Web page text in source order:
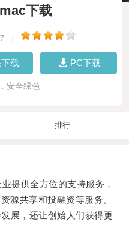
下载
载 PC下载
安全绿色
排行
供全方位的支持服务，
源共享和投融资等服务。
，还让创始人们获得更